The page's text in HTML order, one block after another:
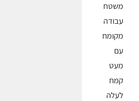
משטח
עבודה
מקומח
עם
מעט
קמח
לעלה